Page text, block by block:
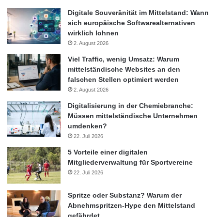
Rente zu gewähren
– Weitere Erhöhung der Erwerbsquote älterer Arbeitnehmer
– Pflicht zur laufenden Information der Arbeitnehmer über die
erreichten Leistungen der betrieblichen Altersversorgung
„Der Melbourne Mercer Global Pensions Index bietet einen
einzigartigen Ansatz, um die Angemessenheit, Nachhaltigkeit
und Integrität von Rentensystemen weltweit zu vergleichen.
Mittelfeld platziert ist, zeigt, dass viele Aspekte des deutschen
Systems durchaus solide sind“, so Achim Lüder, Leiter des
Bereichs Retirement und Geschäftsführer von Mercer
Deutschland. „Doch insbesondere im Bereich Nachhaltigkeit
gibt es noch Verbesserungspotenzial. Ein relativ niedriges
Pensionsvermögen in Verbindung mit einer recht hohen
Digitale Souveränität im Mittelstand: Wann
sich europäische Softwarealternativen
wirklich lohnen
2. August 2026
Viel Traffic, wenig Umsatz: Warum
mittelständische Websites an den
falschen Stellen optimiert werden
2. August 2026
Digitalisierung in der Chemiebranche:
Müssen mittelständische Unternehmen
umdenken?
22. Juli 2026
5 Vorteile einer digitalen
Mitgliederverwaltung für Sportvereine
22. Juli 2026
Spritze oder Substanz? Warum der
Abnehmspritzen-Hype den Mittelstand
gefährdet